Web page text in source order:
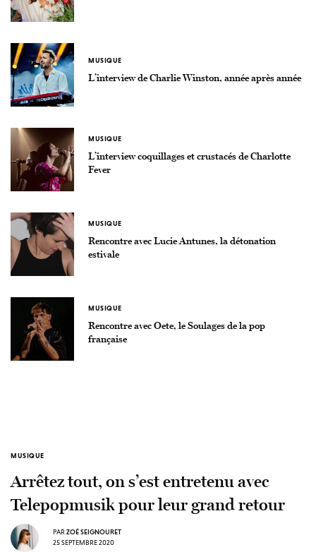
MUSIQUE
L’interview de Charlie Winston, année après année
MUSIQUE
L’interview coquillages et crustacés de Charlotte
Fever
MUSIQUE
Rencontre avec Lucie Antunes, la détonation
estivale
MUSIQUE
Rencontre avec Oete, le Soulages de la pop
française
MUSIQUE
Arrêtez tout, on s’est entretenu avec
Telepopmusik pour leur grand retour
PAR ZOÉ SEIGNOURET
25 SEPTEMBRE 2020